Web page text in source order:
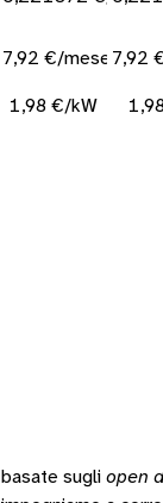
7,92 €/mese 7,92
1,98 €/kW
sugli open